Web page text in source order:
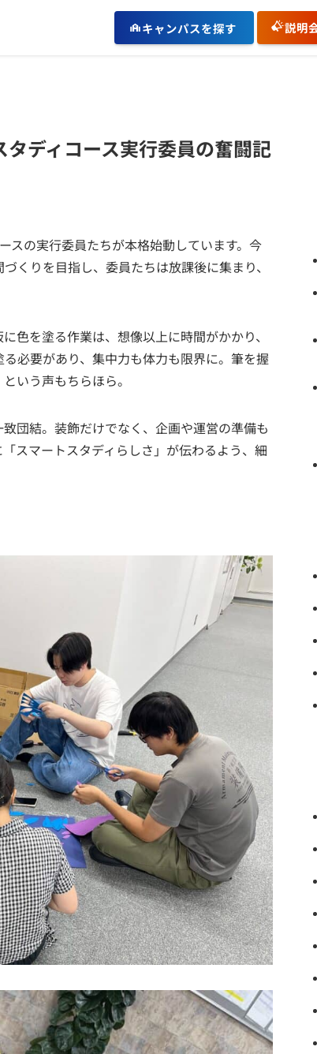
キャンパスを探す 説明
ディコース実行委員の奮闘記
スの実行委員たちが本格始動しています。今
くりを目指し、委員たちは放課後に集まり、
色を塗る作業は、想像以上に時間がかかり、
必要があり、集中力も体力も限界に。筆を握
いう声もちらほら。
団結。装飾だけでなく、企画や運営の準備も
スマートスタディらしさ」が伝わるよう、細